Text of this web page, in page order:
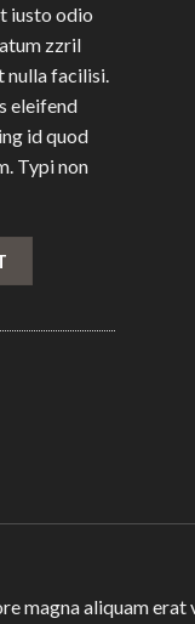
iusto odio
zzril
nulla facilisi.
eleifend
id quod
Typi non
magna aliquam